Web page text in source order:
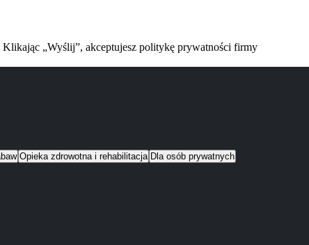
Klikając „Wyślij”, akceptujesz politykę prywatności firmy
Opieka zdrowotna i rehabilitacja Dla osób prywatnych